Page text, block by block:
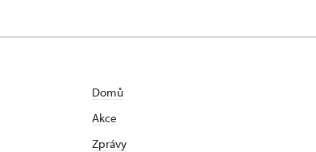
Domů
Akce
Zprávy